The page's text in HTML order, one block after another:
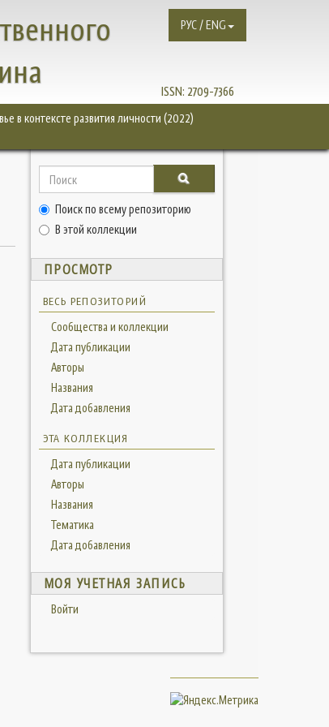
ISSN: 2709-7366
РУС / ENG
в контексте развития личности (2022)
Поиск по всему репозиторию
В этой коллекции
ПРОСМОТР
ВЕСЬ РЕПОЗИТОРИЙ
Сообщества и коллекции
Дата публикации
Авторы
Названия
Дата добавления
ЭТА КОЛЛЕКЦИЯ
Дата публикации
Авторы
Названия
Тематика
Дата добавления
МОЯ УЧЕТНАЯ ЗАПИСЬ
Войти